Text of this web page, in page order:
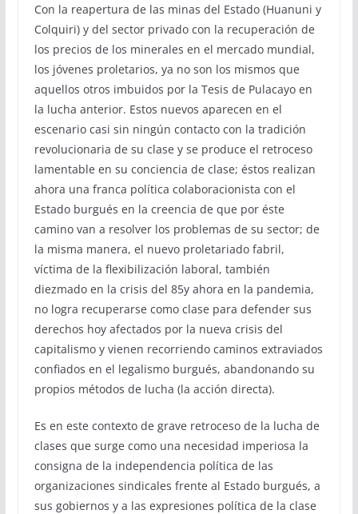
Con la reapertura de las minas del Estado (Huanuni y
Colquiri) y del sector privado con la recuperación de
los precios de los minerales en el mercado mundial,
los jóvenes proletarios, ya no son los mismos que
aquellos otros imbuidos por la Tesis de Pulacayo en
la lucha anterior. Estos nuevos aparecen en el
escenario casi sin ningún contacto con la tradición
revolucionaria de su clase y se produce el retroceso
lamentable en su conciencia de clase; éstos realizan
ahora una franca política colaboracionista con el
Estado burgués en la creencia de que por éste
camino van a resolver los problemas de su sector; de
la misma manera, el nuevo proletariado fabril,
víctima de la flexibilización laboral, también
diezmado en la crisis del 85y ahora en la pandemia,
no logra recuperarse como clase para defender sus
derechos hoy afectados por la nueva crisis del
capitalismo y vienen recorriendo caminos extraviados
confiados en el legalismo burgués, abandonando su
propios métodos de lucha (la acción directa).
Es en este contexto de grave retroceso de la lucha de
clases que surge como una necesidad imperiosa la
consigna de la independencia política de las
organizaciones sindicales frente al Estado burgués, a
sus gobiernos y a las expresiones política de la clase